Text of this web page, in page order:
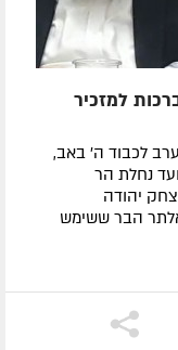
למזכיר
לכבוד ה' באב,
נחלת הר
יהודה
הבר ששימש